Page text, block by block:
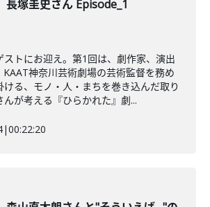
長塚圭史さん Episode_1
ストにお迎え。第1回は、劇作家、演出
KAAT神奈川芸術劇場の芸術監督を務め
ける、モノ・人・まちを巻き込んだ取り
が考える『ひらかれた』劇...
|00:22:20